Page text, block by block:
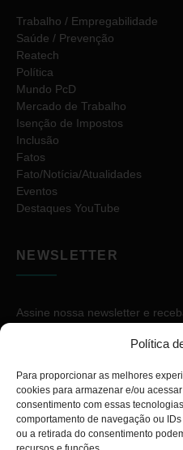
Política
Para proporcionar as melhores
cookies para armazenar e/ou
consentimento com essas
comportamento de navegação ou
ou a retirada do consentimento
Trabalho / Empregabilidade
Saúde / Prevenção
Reatech
Política
Mundo PcD
Mercado de Trabalho
Isenção de Impostos
Inclusão
Fatos
Fato/Notícia/Atualidades
Eventos
Destaques YouTube
NEWSLETTER
Assine nossa newsletter e